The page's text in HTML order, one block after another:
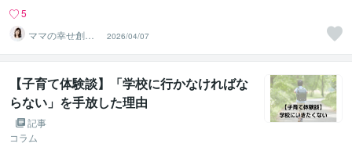
5
ママの幸せ創造
マスター ASU
KA
2026/04/07
【子育て体験談】「学校に行かなければな
らない」を手放した理由
記事
コラム